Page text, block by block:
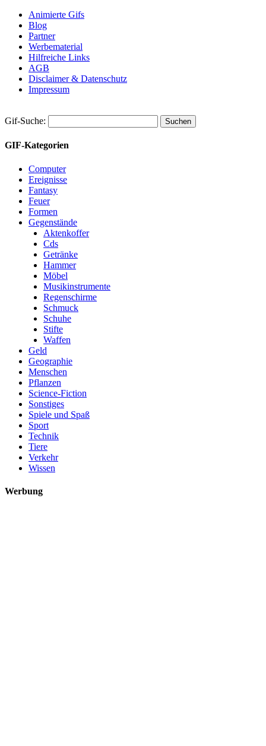
Animierte Gifs
Blog
Partner
Werbematerial
Hilfreiche Links
AGB
Disclaimer & Datenschutz
Impressum
Gif-Suche:
GIF-Kategorien
Computer
Ereignisse
Fantasy
Feuer
Formen
Gegenstände
Aktenkoffer
Cds
Getränke
Hammer
Möbel
Musikinstrumente
Regenschirme
Schmuck
Schuhe
Stifte
Waffen
Geld
Geographie
Menschen
Pflanzen
Science-Fiction
Sonstiges
Spiele und Spaß
Sport
Technik
Tiere
Verkehr
Wissen
Werbung